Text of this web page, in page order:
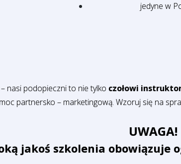
jedyne w
– nasi podopieczni to nie tylko czołowi
partnersko – marketingową. Wzoruj się na
UWAGA!
jakoś szkolenia obowiązuje